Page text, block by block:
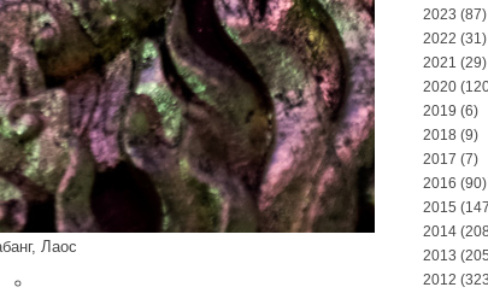
Лаос
。
2023 (87)
2022 (31)
2021 (29)
2020
2019 (6)
2018 (9)
2017 (7)
2016 (90)
2015
2014
2013
2012